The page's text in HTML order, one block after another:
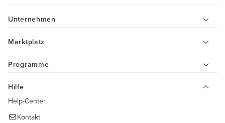
Unternehmen
Marktplatz
Programme
Hilfe
Help-Center
Kontakt